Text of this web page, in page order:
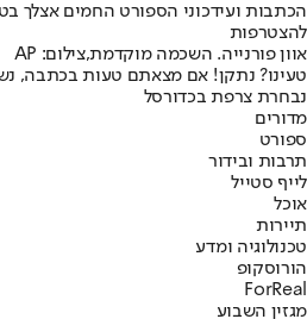
הכתבות ועידכוני הספורט החמים אצלך
להצטרפות
אוון פורנייה. השכמה מוקדמת,צילום: AP
טעינו? נתקן! אם מצאתם טעות בכתבה,
נבחרת צרפת בכדורסל
מדורים
ספורט
תרבות ובידור
לייף סטייל
אוכל
תיירות
טכנולוגיה ומדע
הורוסקופ
ForReal
מגזין השבוע